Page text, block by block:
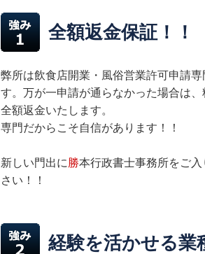
全額返金保証！！
弊所は飲食店開業・風俗営業許可申請専
す。万が一申請が通らなかった場合は、
全額返金いたします。
専門だからこそ自信があります！！
新しい門出に勝本行政書士事務所をご入
さい！！
経験を活かせる業